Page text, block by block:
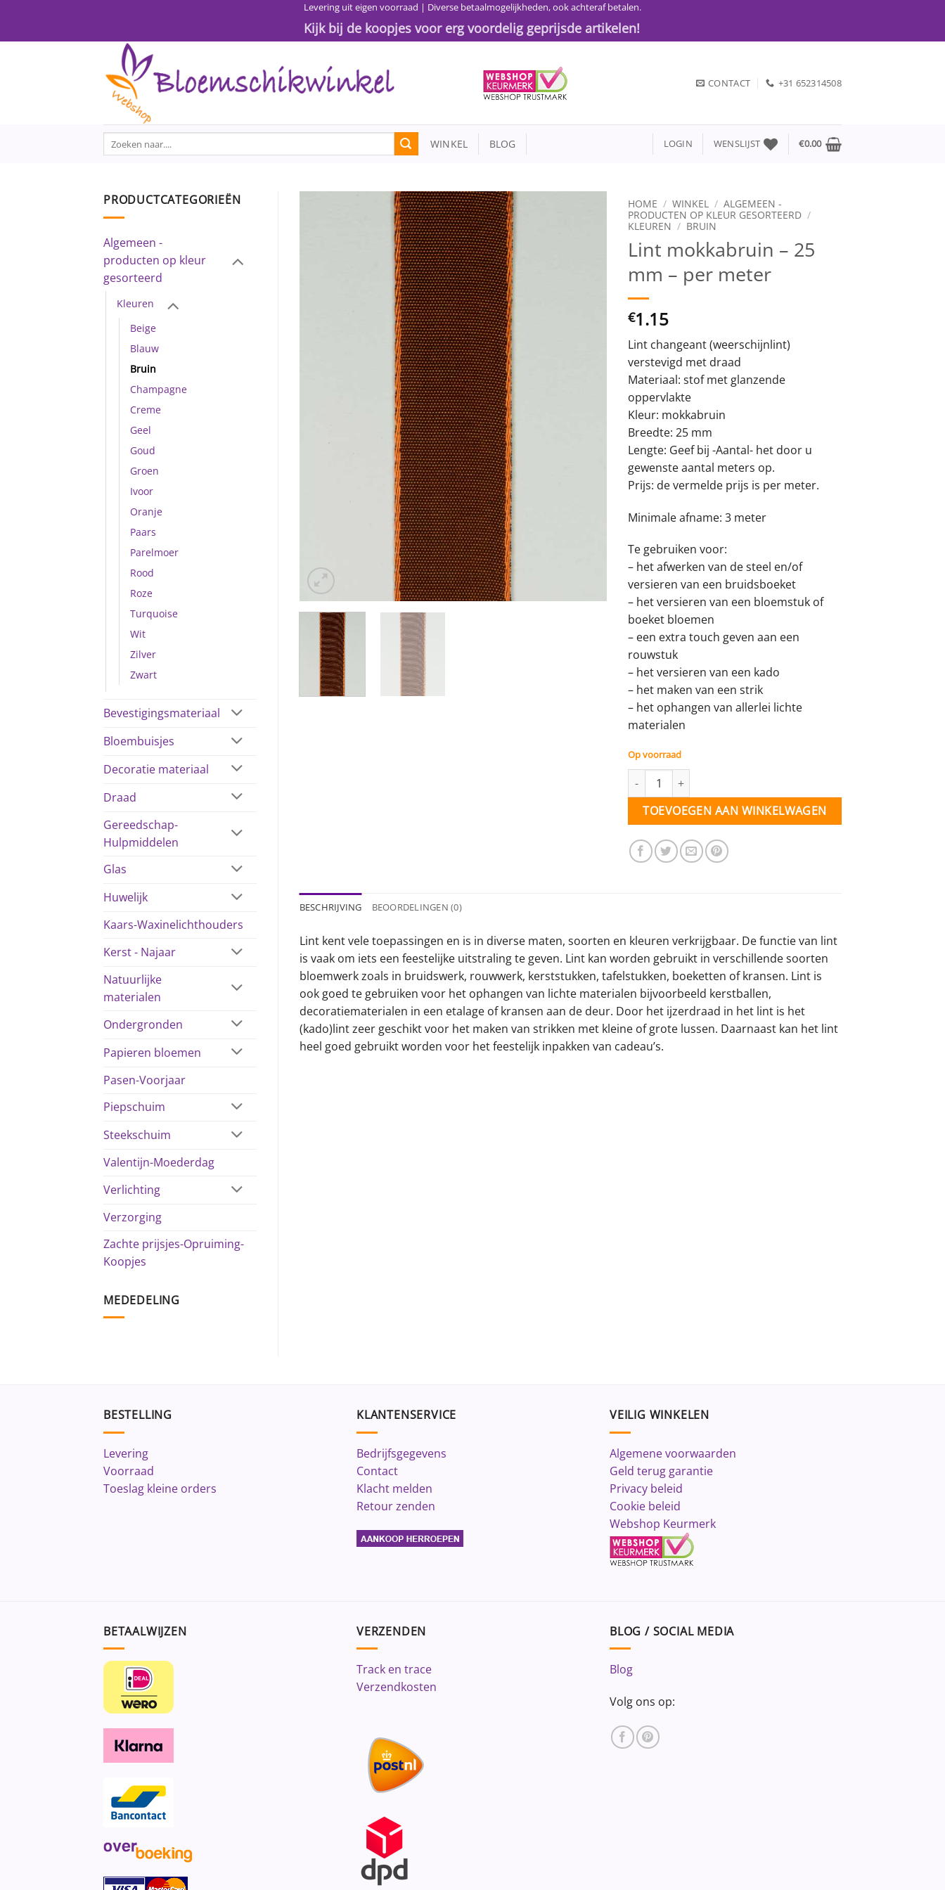
inhoud
Levering uit eigen voorraad | Diverse betaalmogelijkheden, ook achteraf betalen.
Kijk bij de koopjes voor erg voordelig geprijsde artikelen!
CONTACT +31 652314508
Zoeken
naar:
WINKEL BLOG LOGIN WENSLIJST €0.00
PRODUCTCATEGORIEËN
Algemeen -
producten op kleur
gesorteerd
Kleuren
Beige
Blauw
Bruin
Champagne
Creme
Geel
Goud
Groen
Ivoor
Oranje
Paars
Parelmoer
Rood
Roze
Turquoise
Wit
Zilver
Zwart
Bevestigingsmateriaal
Bloembuisjes
Decoratie materiaal
Draad
Gereedschap-
Hulpmiddelen
Glas
Huwelijk
Kaars-Waxinelichthouders
Kerst - Najaar
Natuurlijke
materialen
Ondergronden
Papieren bloemen
Pasen-Voorjaar
Piepschuim
Steekschuim
Valentijn-Moederdag
Verlichting
Verzorging
Zachte prijsjes-Opruiming-
Koopjes
MEDEDELING
HOME / WINKEL / ALGEMEEN -
PRODUCTEN OP KLEUR GESORTEERD /
KLEUREN / BRUIN
Lint mokkabruin – 25
mm – per meter
€1.15
Lint changeant (weerschijnlint)
verstevigd met draad
Materiaal: stof met glanzende
oppervlakte
Kleur: mokkabruin
Breedte: 25 mm
Lengte: Geef bij -Aantal- het door u
gewenste aantal meters op.
Prijs: de vermelde prijs is per meter.
Minimale afname: 3 meter
Te gebruiken voor:
– het afwerken van de steel en/of
versieren van een bruidsboeket
– het versieren van een bloemstuk of
boeket bloemen
– een extra touch geven aan een
rouwstuk
– het versieren van een kado
– het maken van een strik
– het ophangen van allerlei lichte
materialen
Op voorraad
Lint mokkabruin - 25 mm - per meter aantal
TOEVOEGEN AAN WINKELWAGEN
BESCHRIJVING BEOORDELINGEN (0)
Lint kent vele toepassingen en is in diverse maten, soorten en kleuren verkrijgbaar. De functie van lint
is vaak om iets een feestelijke uitstraling te geven. Lint kan worden gebruikt in verschillende soorten
bloemwerk zoals in bruidswerk, rouwwerk, kerststukken, tafelstukken, boeketten of kransen. Lint is
ook goed te gebruiken voor het ophangen van lichte materialen bijvoorbeeld kerstballen,
decoratiematerialen in een etalage of kransen aan de deur. Door het ijzerdraad in het lint is het
(kado)lint zeer geschikt voor het maken van strikken met kleine of grote lussen. Daarnaast kan het lint
heel goed gebruikt worden voor het feestelijk inpakken van cadeau’s.
BESTELLING
Levering
Voorraad
Toeslag kleine orders
KLANTENSERVICE
Bedrijfsgegevens
Contact
Klacht melden
Retour zenden
VEILIG WINKELEN
Algemene voorwaarden
Geld terug garantie
Privacy beleid
Cookie beleid
Webshop Keurmerk
BETAALWIJZEN VERZENDEN
Track en trace
Verzendkosten
BLOG / SOCIAL MEDIA
Blog
Volg ons op: